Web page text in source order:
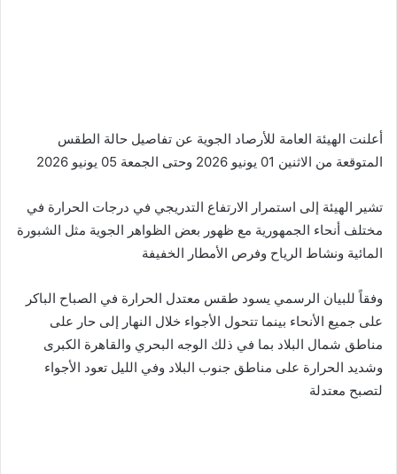
أعلنت الهيئة العامة للأرصاد الجوية عن تفاصيل حالة الطقس
المتوقعة من الاثنين 01 يونيو 2026 وحتى الجمعة 05 يونيو 2026
تشير الهيئة إلى استمرار الارتفاع التدريجي في درجات الحرارة في
مختلف أنحاء الجمهورية مع ظهور بعض الظواهر الجوية مثل الشبورة
المائية ونشاط الرياح وفرص الأمطار الخفيفة
وفقاً للبيان الرسمي يسود طقس معتدل الحرارة في الصباح الباكر
على جميع الأنحاء بينما تتحول الأجواء خلال النهار إلى حار على
مناطق شمال البلاد بما في ذلك الوجه البحري والقاهرة الكبرى
وشديد الحرارة على مناطق جنوب البلاد وفي الليل تعود الأجواء
لتصبح معتدلة